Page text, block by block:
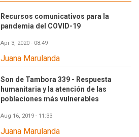
Recursos comunicativos para la
pandemia del COVID-19
Apr 3, 2020 - 08:49
Juana Marulanda
Son de Tambora 339 - Respuesta
humanitaria y la atención de las
poblaciones más vulnerables
Aug 16, 2019 - 11:33
Juana Marulanda